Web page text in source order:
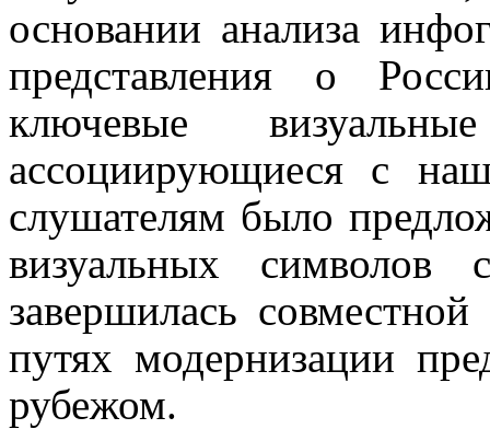
основании анализа
представления о
ключевые
ассоциирующиеся с
слушателям было
визуальных символов
завершилась
путях модернизации
рубежом.